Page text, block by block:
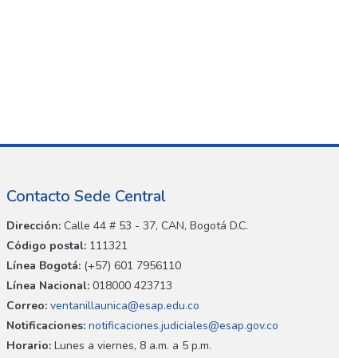
Contacto Sede Central
Dirección: Calle 44 # 53 - 37, CAN, Bogotá D.C.
Código postal: 111321
Línea Bogotá: (+57) 601 7956110
Línea Nacional: 018000 423713
Correo: ventanillaunica@esap.edu.co
Notificaciones: notificaciones.judiciales@esap.gov.co
Horario: Lunes a viernes, 8 a.m. a 5 p.m.